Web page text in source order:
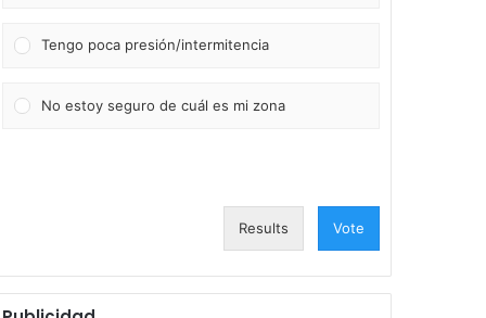
Tengo poca presión/intermitencia
No estoy seguro de cuál es mi zona
Results Vote